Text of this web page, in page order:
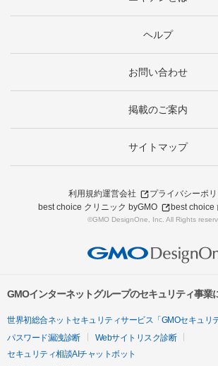
ヘルプ
お問い合わせ
掲載のご案内
サイトマップ
利用規約運営会社
プライバシーポ
best choice クリニック byGMO
best choice
©GMO DesignOne, Inc. All Rights
GMOインターネットグループのセキュリティ事業
世界初総合ネットセキュリティサービス「GMOセキュリ
パスワード漏洩診断
Webサイトリスク診断
セキュリティ相談AIチャットボット